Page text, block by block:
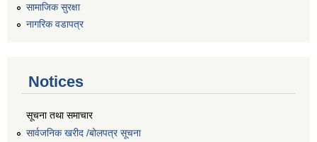
सामाजिक सुरक्षा
नागरिक वडापत्र
Notices
सूचना तथा समाचार
सार्वजनिक खरीद /बोलपत्र सूचना